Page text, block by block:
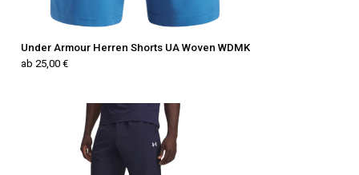
Under Armour Herren Shorts UA Woven WDMK
ab 25,00 €